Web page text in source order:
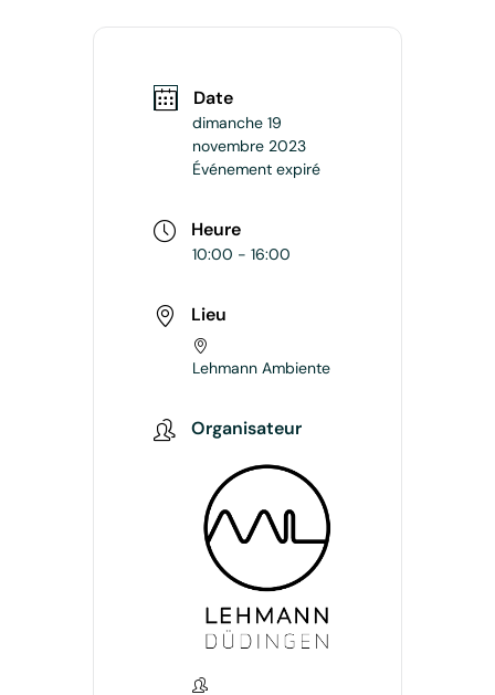
Date
dimanche 19
novembre 2023
Événement expiré
Heure
10:00 - 16:00
Lieu
Lehmann Ambiente
Organisateur